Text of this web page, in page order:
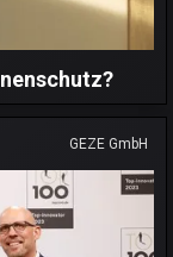
GEZE GmbH